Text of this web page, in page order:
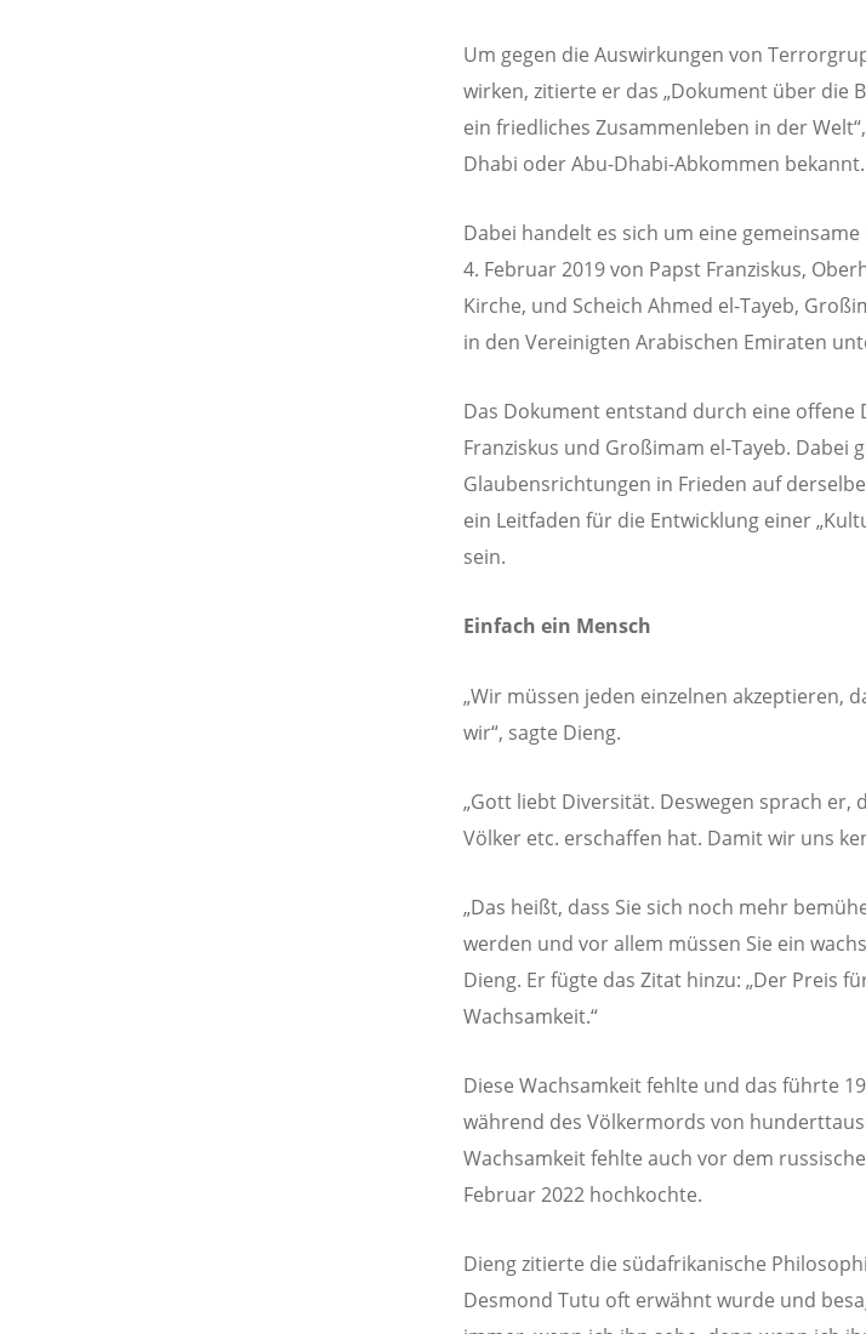
Um gegen die Auswirkungen von
wirken, zitierte er das „Dokument über die
ein friedliches Zusammenleben in der
Dhabi oder Abu-Dhabi-Abkommen bekannt.
Dabei handelt es sich um eine
4. Februar 2019 von Papst Franziskus,
Kirche, und Scheich Ahmed el-Tayeb,
in den Vereinigten Arabischen Emiraten
Das Dokument entstand durch eine offene
Franziskus und Großimam el-Tayeb. Dabei
Glaubensrichtungen in Frieden auf
ein Leitfaden für die Entwicklung einer
sein.
Einfach ein Mensch
„Wir müssen jeden einzelnen akzeptieren,
wir“, sagte Dieng.
„Gott liebt Diversität. Deswegen sprach er,
Völker etc. erschaffen hat. Damit wir uns
„Das heißt, dass Sie sich noch mehr
werden und vor allem müssen Sie ein
Dieng. Er fügte das Zitat hinzu: „Der Preis
Wachsamkeit.“
Diese Wachsamkeit fehlte und das führte
während des Völkermords von
Wachsamkeit fehlte auch vor dem
Februar 2022 hochkochte.
Dieng zitierte die südafrikanische
Desmond Tutu oft erwähnt wurde und